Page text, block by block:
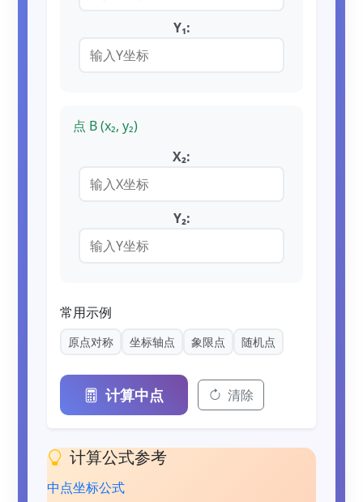
Y₁:
点 B (x₂, y₂)
X₂:
Y₂:
常用示例
原点对称 坐标轴点 象限点 随机点
计算中点 清除
计算公式参考
中点坐标公式